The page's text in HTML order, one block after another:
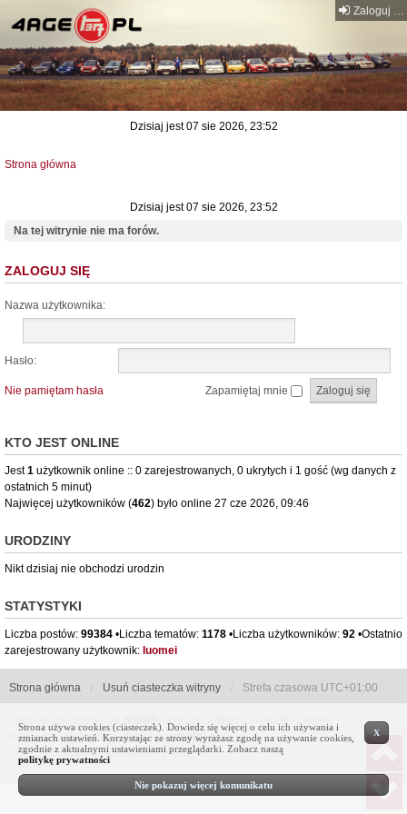
Zaloguj się
Dzisiaj jest 07 sie 2026, 23:52
Strona główna
Dzisiaj jest 07 sie 2026, 23:52
Na tej witrynie nie ma forów.
ZALOGUJ SIĘ
Nazwa użytkownika:
Hasło:
Nie pamiętam hasła Zapamiętaj mnie
KTO JEST ONLINE
Jest1 użytkownik online :: 0 zarejestrowanych, 0 ukrytych i 1 gość (wg danych z
ostatnich 5 minut)
Najwięcej użytkowników (462) było online 27 cze 2026, 09:46
URODZINY
Nikt dzisiaj nie obchodzi urodzin
STATYSTYKI
Liczba postów: 99384 •Liczba tematów: 1178 •Liczba użytkowników: 92 •Ostatnio
zarejestrowany użytkownik: luomei
Strona główna Usuń ciasteczka witryny Strefa czasowa UTC+01:00
Technologię dostarcza phpBB ® Forum Software © phpBB Limited
Polski pakiet językowy dostarczaphpBB.pl
Style by Sznaps based on we_universal
X
Strona używa cookies (ciasteczek). Dowiedz się więcej o celu ich używania i
zmianach ustawień. Korzystając ze strony wyrażasz zgodę na używanie cookies,
zgodnie z aktualnymi ustawieniami przeglądarki. Zobacz naszą
politykę prywatności
Nie pokazuj więcej komunikatu